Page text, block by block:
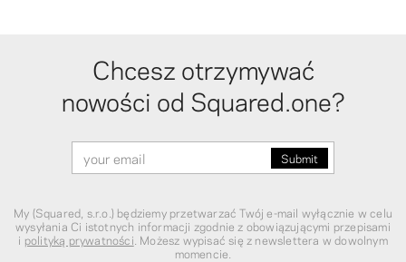
Chcesz otrzymywać
nowości od Squared.one?
My (Squared, s.r.o.) będziemy przetwarzać Twój e-mail wyłącznie w celu
wysyłania Ci istotnych informacji zgodnie z obowiązującymi przepisami
i polityką prywatności . Możesz wypisać się z newslettera w dowolnym
momencie.